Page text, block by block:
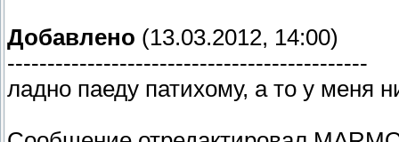
Добавлено (13.03.2012, 14:00)
---------------------------------------------
ладно паеду патихому, а то у меня